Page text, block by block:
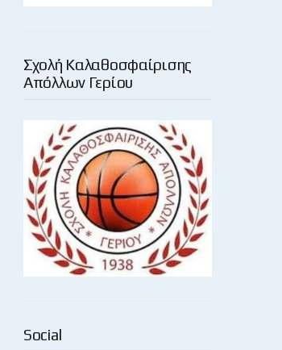
Σχολή Καλαθοσφαίρισης
Απόλλων Γερίου
Social